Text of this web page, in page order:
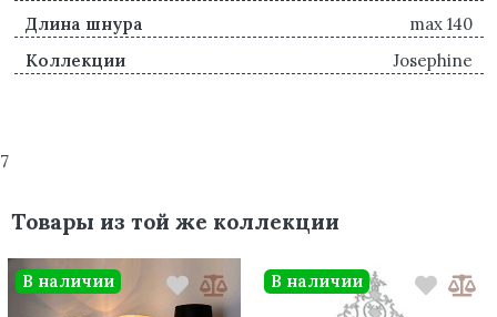
Длина шнура
max 140
Коллекции
Josephine
7
Товары из той же коллекции
В наличии В наличии